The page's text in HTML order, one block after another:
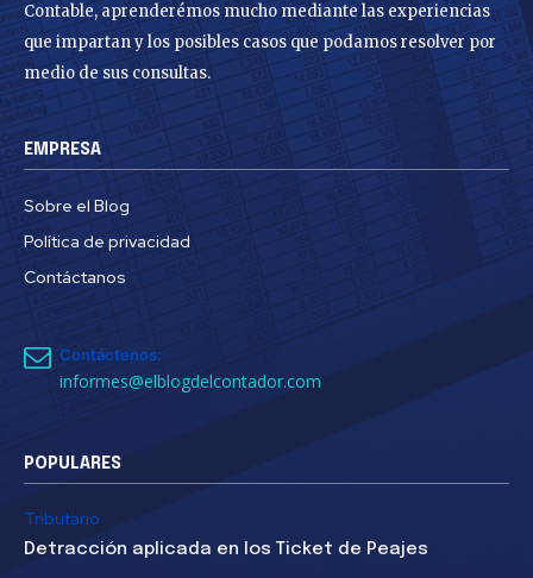
Contable, aprenderémos mucho mediante las experiencias
que impartan y los posibles casos que podamos resolver por
medio de sus consultas.
EMPRESA
Sobre el Blog
Política de privacidad
Contáctanos
Contáctenos:
informes@elblogdelcontador.com
POPULARES
Tributario
Detracción aplicada en los Ticket de Peajes